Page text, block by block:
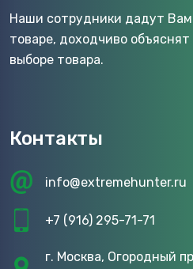
Наши сотрудники дадут
товаре, доходчиво
выборе товара.
Контакты
info@extremehunter.ru
+7 (916) 295-71-71
г. Москва, Огородный